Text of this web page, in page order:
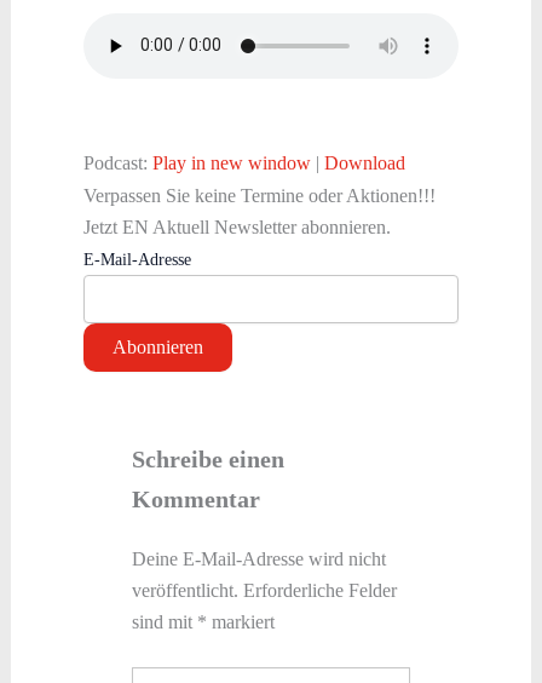
Podcast: Play in new window| Download
Verpassen Sie keine Termine oder Aktionen!!!
Jetzt EN Aktuell Newsletter abonnieren.
E-Mail-Adresse
Schreibe einen
Kommentar
Deine E-Mail-Adresse wird nicht
veröffentlicht. Erforderliche Felder
sind mit * markiert